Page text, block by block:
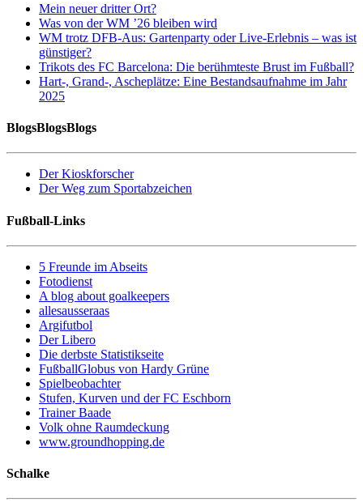
Mein neuer dritter Ort?
Was von der WM ’26 bleiben wird
WM trotz DFB-Aus: Gartenparty oder Live-Erlebnis – was ist
günstiger?
Trikots des FC Barcelona: Die berühmteste Brust im Fußball?
Hart-, Grand-, Ascheplätze: Eine Bestandsaufnahme im Jahr
2025
BlogsBlogsBlogs
Der Kioskforscher
Der Weg zum Sportabzeichen
Fußball-Links
5 Freunde im Abseits
Fotodienst
A blog about goalkeepers
allesausseraas
Argifutbol
Der Libero
Die derbste Statistikseite
FußballGlobus von Hardy Grüne
Spielbeobachter
Stufen, Kurven und der FC Eschborn
Trainer Baade
Volk ohne Raumdeckung
www.groundhopping.de
Schalke